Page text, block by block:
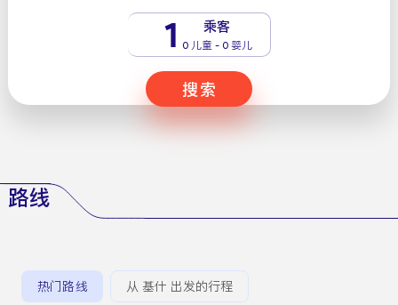
1 乘客
0 儿童 - 0 婴儿
搜索
路线
热门路线 从 基什 出发的行程